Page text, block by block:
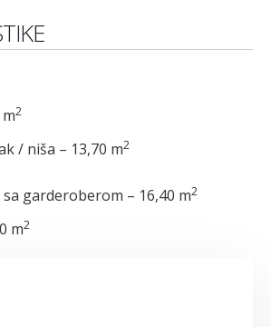
2
/ niša – 13,70 m2
sa garderoberom – 16,40 m2
m2